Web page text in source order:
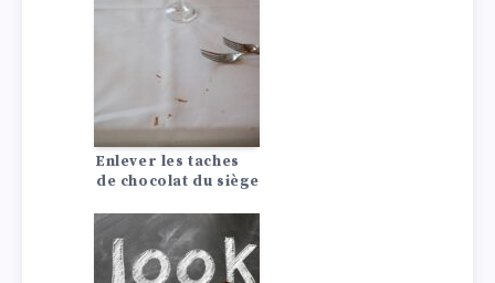
Enlever les taches
de chocolat du siège